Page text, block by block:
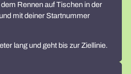
Rennen auf Tischen in der
mit deiner Startnummer
lang und geht bis zur Ziellinie.